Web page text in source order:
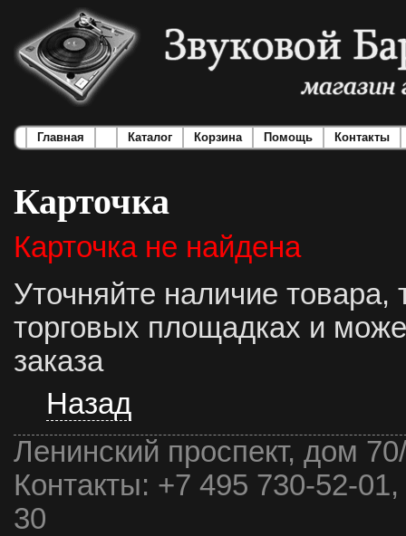
Главная Каталог Корзина Помощь Контакты
Карточка
Карточка не найдена
Уточняйте наличие товара,
торговых площадках и
заказа
Назад
Ленинский проспект, дом
Контакты: +7 495 730-52-
30